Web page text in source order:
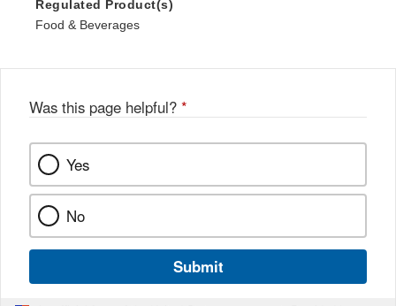
Regulated Product(s)
Food & Beverages
Was this page helpful? *
Yes
No
Submit